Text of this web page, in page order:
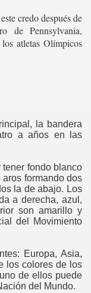
credo después de
de Pennsylvania,
atletas Olímpicos
la bandera
a años en las
fondo blanco
formando dos
la de abajo. Los
a derecha, azul,
son amarillo y
del Movimiento
Europa, Asia,
los colores de los
de ellos puede
del Mundo.